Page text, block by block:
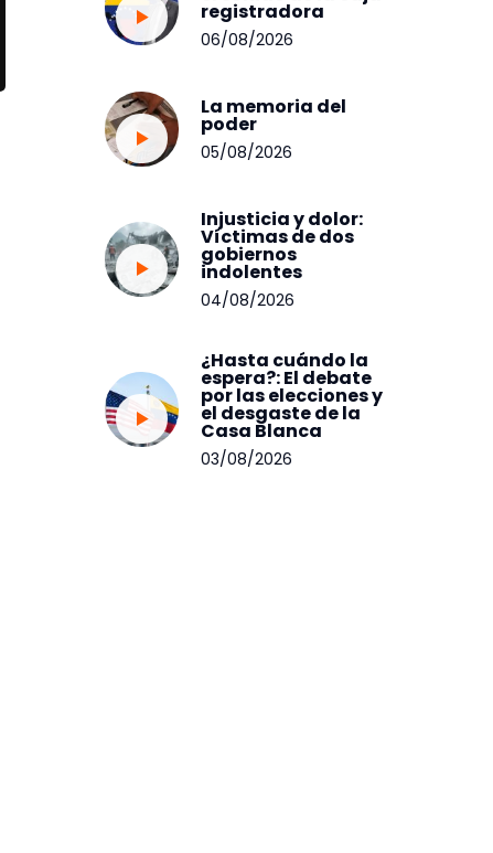
registradora
06/08/2026
La memoria del
poder
05/08/2026
Injusticia y dolor:
Víctimas de dos
gobiernos
indolentes
04/08/2026
¿Hasta cuándo la
espera?: El debate
por las elecciones y
el desgaste de la
Casa Blanca
03/08/2026